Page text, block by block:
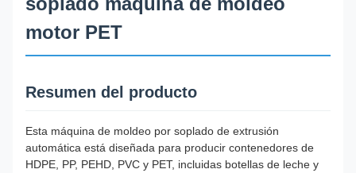
motor PET
Resumen del producto
Esta máquina de moldeo por soplado de extrusión
automática está diseñada para producir contenedores de
HDPE, PP, PEHD, PVC y PET, incluidas botellas de leche y